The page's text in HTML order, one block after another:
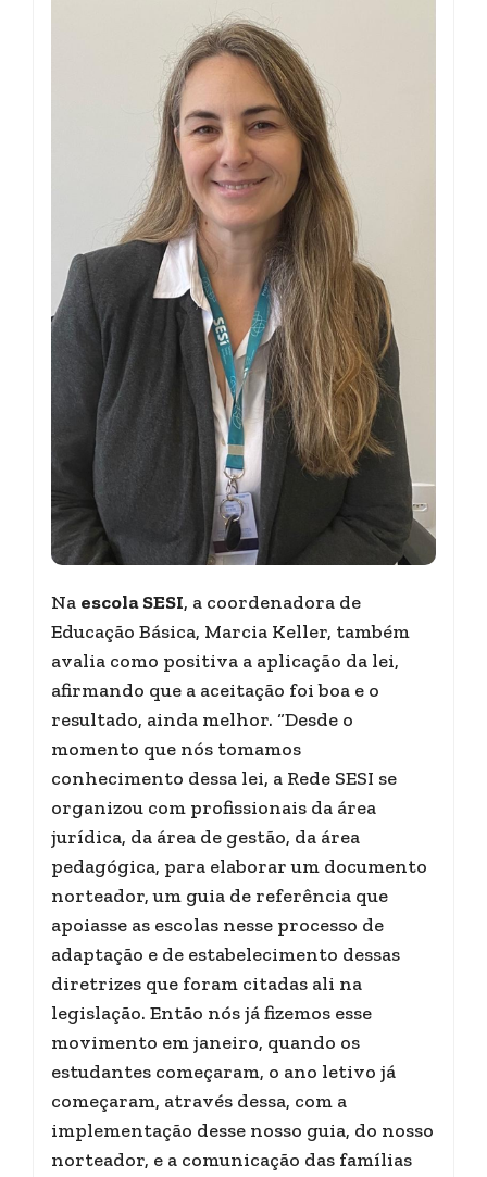
Na escola SESI, a coordenadora de
Educação Básica, Marcia Keller, também
avalia como positiva a aplicação da lei,
afirmando que a aceitação foi boa e o
resultado, ainda melhor. “Desde o
momento que nós tomamos
conhecimento dessa lei, a Rede SESI se
organizou com profissionais da área
jurídica, da área de gestão, da área
pedagógica, para elaborar um documento
norteador, um guia de referência que
apoiasse as escolas nesse processo de
adaptação e de estabelecimento dessas
diretrizes que foram citadas ali na
legislação. Então nós já fizemos esse
movimento em janeiro, quando os
estudantes começaram, o ano letivo já
começaram, através dessa, com a
implementação desse nosso guia, do nosso
norteador, e a comunicação das famílias